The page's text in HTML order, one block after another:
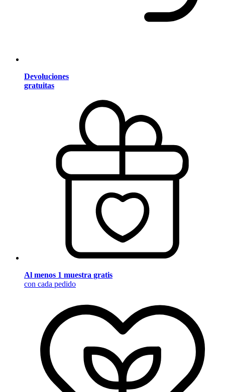
Devoluciones
gratuitas
Al menos 1 muestra gratis
con cada pedido